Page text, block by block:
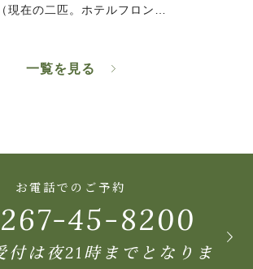
現在の二匹。ホテルフロン…
一覧を見る
お電話でのご予約
45-8200
付は夜21時までとなりま